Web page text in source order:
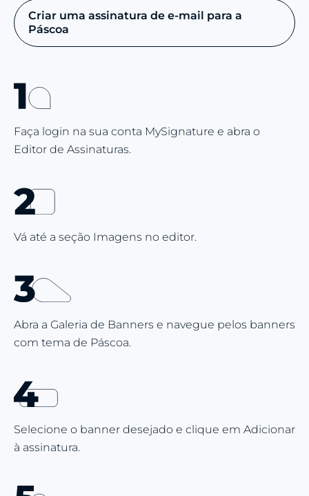
Criar uma assinatura de e-mail para a
Páscoa
Faça login na sua conta MySignature e abra o
Editor de Assinaturas.
Vá até a seção Imagens no editor.
Abra a Galeria de Banners e navegue pelos banners
com tema de Páscoa.
Selecione o banner desejado e clique em Adicionar
à assinatura.